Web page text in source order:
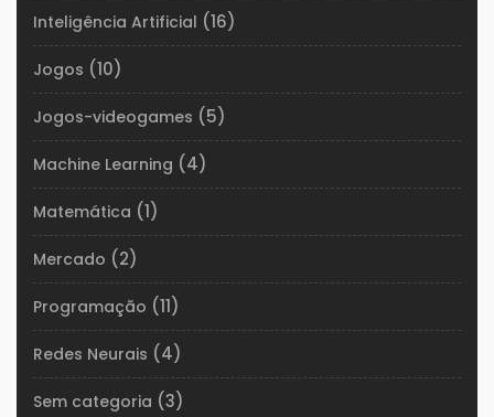
Inteligência Artificial (16)
Jogos (10)
Jogos-videogames (5)
Machine Learning (4)
Matemática (1)
Mercado (2)
Programação (11)
Redes Neurais (4)
Sem categoria (3)